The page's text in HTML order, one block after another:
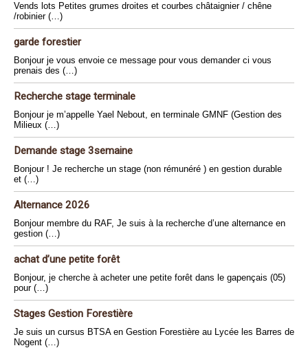
Vends lots Petites grumes droites et courbes châtaignier / chêne
/robinier (…)
garde forestier
Bonjour je vous envoie ce message pour vous demander ci vous
prenais des (…)
Recherche stage terminale
Bonjour je m’appelle Yael Nebout, en terminale GMNF (Gestion des
Milieux (…)
Demande stage 3semaine
Bonjour ! Je recherche un stage (non rémunéré ) en gestion durable
et (…)
Alternance 2026
Bonjour membre du RAF, Je suis à la recherche d’une alternance en
gestion (…)
achat d’une petite forêt
Bonjour, je cherche à acheter une petite forêt dans le gapençais (05)
pour (…)
Stages Gestion Forestière
Je suis un cursus BTSA en Gestion Forestière au Lycée les Barres de
Nogent (…)